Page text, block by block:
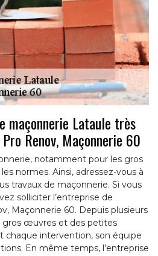
maçonnerie Lataule très
Renov, Maçonnerie 60
notamment pour les gros
normes. Ainsi, adressez-vous à
travaux de maçonnerie. Si vous
solliciter l’entreprise de
Maçonnerie 60. Depuis plusieurs
gros œuvres et des petites
chaque intervention, son équipe
En même temps, l’entreprise